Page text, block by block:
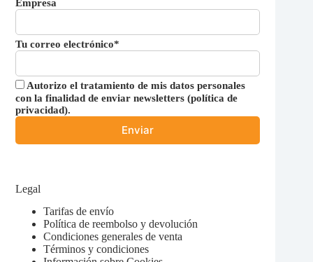
Empresa
Tu correo electrónico*
Autorizo el tratamiento de mis datos personales
con la finalidad de enviar newsletters (política de
privacidad).
Legal
Tarifas de envío
Política de reembolso y devolución
Condiciones generales de venta
Términos y condiciones